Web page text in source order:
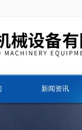
新闻资讯